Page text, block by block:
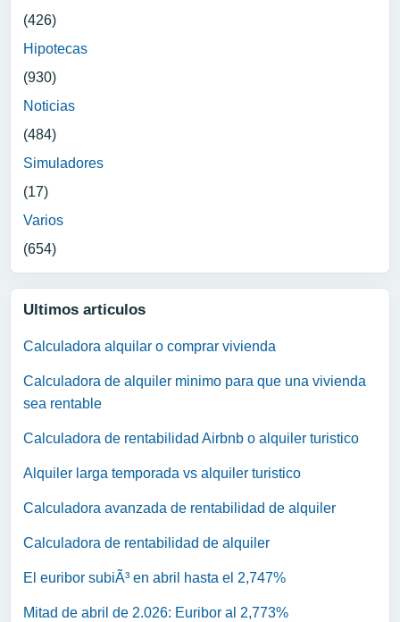
(426)
Hipotecas
(930)
Noticias
(484)
Simuladores
(17)
Varios
(654)
Ultimos articulos
Calculadora alquilar o comprar vivienda
Calculadora de alquiler minimo para que una vivienda
sea rentable
Calculadora de rentabilidad Airbnb o alquiler turistico
Alquiler larga temporada vs alquiler turistico
Calculadora avanzada de rentabilidad de alquiler
Calculadora de rentabilidad de alquiler
El euribor subiÃ³ en abril hasta el 2,747%
Mitad de abril de 2.026: Euribor al 2,773%